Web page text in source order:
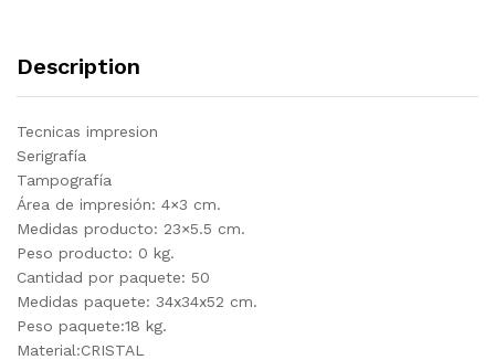
Description
Tecnicas impresion
Serigrafía
Tampografía
Área de impresión: 4×3 cm.
Medidas producto: 23×5.5 cm.
Peso producto: 0 kg.
Cantidad por paquete: 50
Medidas paquete: 34x34x52 cm.
Peso paquete:18 kg.
Material:CRISTAL